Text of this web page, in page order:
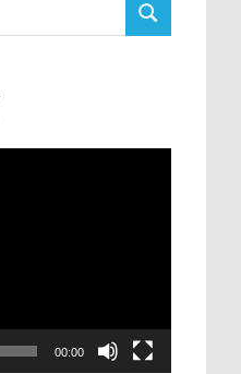
SUCHEN
00:00